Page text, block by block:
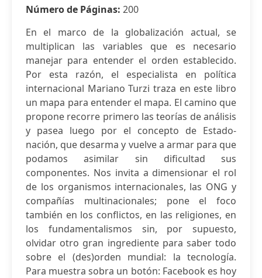
Número de Páginas: 200
En el marco de la globalización actual, se
multiplican las variables que es necesario
manejar para entender el orden establecido.
Por esta razón, el especialista en política
internacional Mariano Turzi traza en este libro
un mapa para entender el mapa. El camino que
propone recorre primero las teorías de análisis
y pasea luego por el concepto de Estado-
nación, que desarma y vuelve a armar para que
podamos asimilar sin dificultad sus
componentes. Nos invita a dimensionar el rol
de los organismos internacionales, las ONG y
compañías multinacionales; pone el foco
también en los conflictos, en las religiones, en
los fundamentalismos sin, por supuesto,
olvidar otro gran ingrediente para saber todo
sobre el (des)orden mundial: la tecnología.
Para muestra sobra un botón: Facebook es hoy